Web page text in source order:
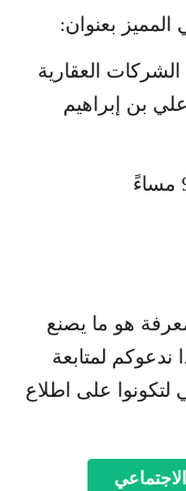
المميز بعنوان:
العقارية
بن إبراهيم
هو ما يصنع
ندعوكم لمتابعة
لتكونوا على اطلاع